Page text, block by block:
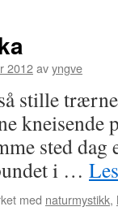
rykte,
håpet
krigens
barn!
2012avyngve
stille
kneisende
sted
i …
med naturmystikk,